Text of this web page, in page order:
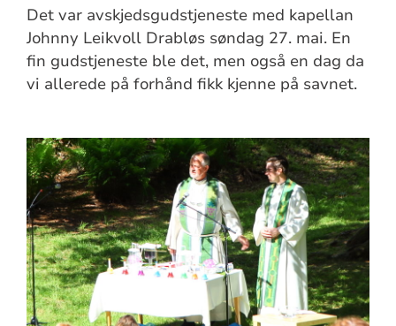
Det var avskjedsgudstjeneste med kapellan
Johnny Leikvoll Drabløs søndag 27. mai. En
fin gudstjeneste ble det, men også en dag da
vi allerede på forhånd fikk kjenne på savnet.